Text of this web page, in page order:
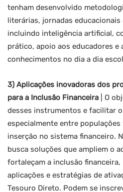
tenham desenvolvido
literárias, jornadas
incluindo inteligência artificial,
prático, apoio aos educadores e
conhecimentos no dia a dia
3) Aplicações inovadoras dos
para a Inclusão Financeira | O
desses instrumentos e facilitar
especialmente entre
inserção no sistema financeiro.
busca soluções que ampliem o
fortaleçam a inclusão financeira,
aplicações e estratégias de
Tesouro Direto. Podem se